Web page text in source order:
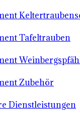
Tafeltrauben
Zubehör
Dienstleistungen